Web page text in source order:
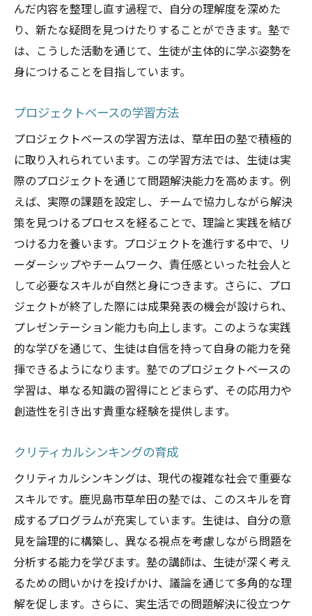
んだ内容を整理し直す過程で、自分の理解度を深めた
り、新たな疑問を見つけたりすることができます。塾で
は、こうした活動を通じて、生徒が主体的に学ぶ姿勢を
身につけることを目指しています。
プロジェクトベースの学習方法
プロジェクトベースの学習方法は、草牟田の塾で積極的
に取り入れられています。この学習方法では、生徒は実
際のプロジェクトを通じて問題解決能力を高めます。例
えば、実際の課題を設定し、チームで協力しながら解決
策を見つけるプロセスを経ることで、理論と実践を結び
つける力を養います。プロジェクトを進行する中で、リ
ーダーシップやチームワーク、責任感といった社会人と
して必要なスキルが自然と身につきます。さらに、プロ
ジェクトが終了した際には成果発表の機会が設けられ、
プレゼンテーション能力も向上します。このような実践
的な学びを通じて、生徒は自信を持って自身の能力を発
揮できるようになります。塾でのプロジェクトベースの
学習は、単なる知識の習得にとどまらず、その応用力や
創造性を引き出す貴重な経験を提供します。
クリティカルシンキングの育成
クリティカルシンキングは、現代の複雑な社会で重要な
スキルです。鹿児島市草牟田の塾では、このスキルを育
成するプログラムが充実しています。生徒は、自分の意
見を論理的に構築し、異なる視点を考慮しながら問題を
分析する能力を学びます。塾の講師は、生徒が深く考え
るための問いかけを投げかけ、議論を通じて多角的な理
解を促します。さらに、実生活での問題解決に役立つケ